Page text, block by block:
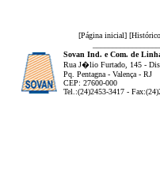
[Página inicial] [Histórico
Sovan Ind. e Com. de
Rua J�lio Furtado, 145 -
Pq. Pentagna - Valença - RJ
CEP: 27600-000
Tel.:(24)2453-3417 -